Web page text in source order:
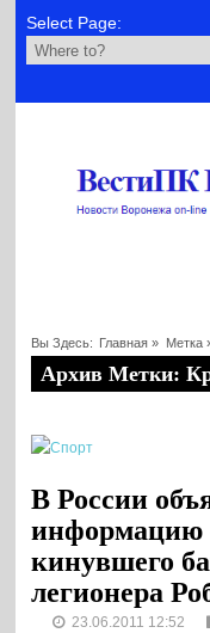
Select Page:
Вы Здесь: Главная » Метка
Архив Метки:
В России
информацию
кинувшего
легионера
23.06.2011 12:52